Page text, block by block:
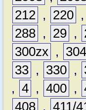
212 , 220 ,
288 , 29 ,
300zx , 304
33 , 330 ,
, 4 , 400 ,
408 , 411/